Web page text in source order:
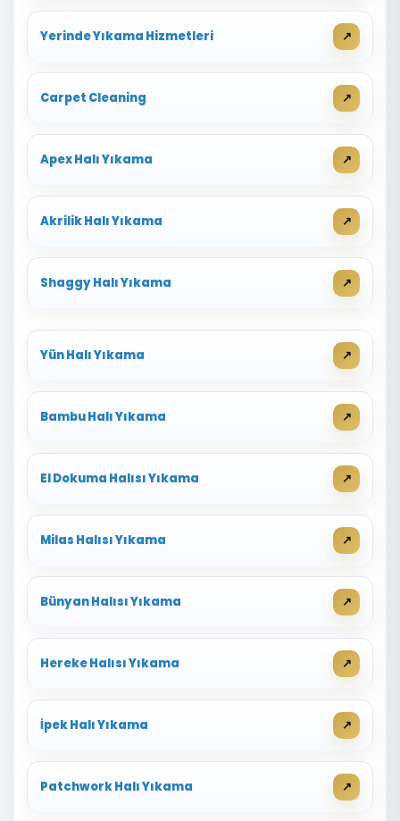
Yerinde Yıkama Hizmetleri
Carpet Cleaning
Apex Halı Yıkama
Akrilik Halı Yıkama
Shaggy Halı Yıkama
Yün Halı Yıkama
Bambu Halı Yıkama
El Dokuma Halısı Yıkama
Milas Halısı Yıkama
Bünyan Halısı Yıkama
Hereke Halısı Yıkama
İpek Halı Yıkama
Patchwork Halı Yıkama